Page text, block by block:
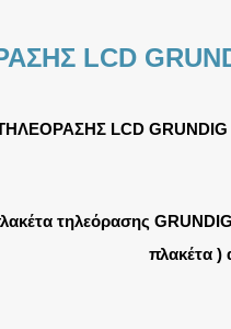
LCD
LCD GRUNDIG
τηλεόρασης
πλακέτα )